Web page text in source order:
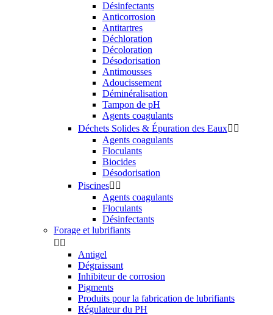
Désinfectants
Anticorrosion
Antitartres
Déchloration
Décoloration
Désodorisation
Antimousses
Adoucissement
Déminéralisation
Tampon de pH
Agents coagulants
Déchets Solides & Épuration des Eaux 
Agents coagulants
Floculants
Biocides
Désodorisation
Piscines 
Agents coagulants
Floculants
Désinfectants
Forage et lubrifiants
 
Antigel
Dégraissant
Inhibiteur de corrosion
Pigments
Produits pour la fabrication de lubrifiants
Régulateur du PH